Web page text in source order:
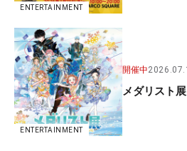
ENTERTAINMENT
ENTERTAINMENT
開催中
メダリスト